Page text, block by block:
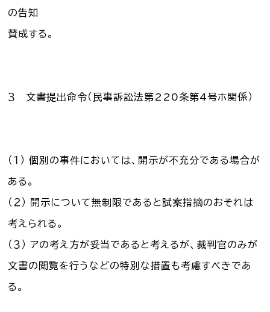
の告知
賛成する。
３ 文書提出命令（民事訴訟法第220条第4号ホ関係）
（１） 個別の事件においては、開示が不充分である場合が
ある。
（２） 開示について無制限であると試案指摘のおそれは
考えられる。
（３） アの考え方が妥当であると考えるが、裁判官のみが
文書の閲覧を行うなどの特別な措置も考慮すべきであ
る。